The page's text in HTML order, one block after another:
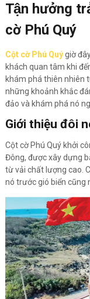
Tận hưởng
cờ Phú Quý
Cột cờ Phú Quýgiờ
khách quan tâm khi
khám phá thiên nhiên
những khoảnh khắc
đảo và khám phá nó
Giới thiệu đôi
Cột cờ Phú Quý khởi
Đông, được xây dựng
từ vải chất lượng cao.
nó trước gió biển cũng